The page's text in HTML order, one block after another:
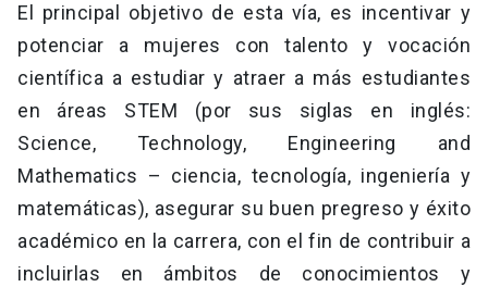
El principal objetivo de esta vía, es incentivar y
potenciar a mujeres con talento y vocación
científica a estudiar y atraer a más estudiantes
en áreas STEM (por sus siglas en inglés:
Science, Technology, Engineering and
Mathematics – ciencia, tecnología, ingeniería y
matemáticas), asegurar su buen pregreso y éxito
académico en la carrera, con el fin de contribuir a
incluirlas en ámbitos de conocimientos y